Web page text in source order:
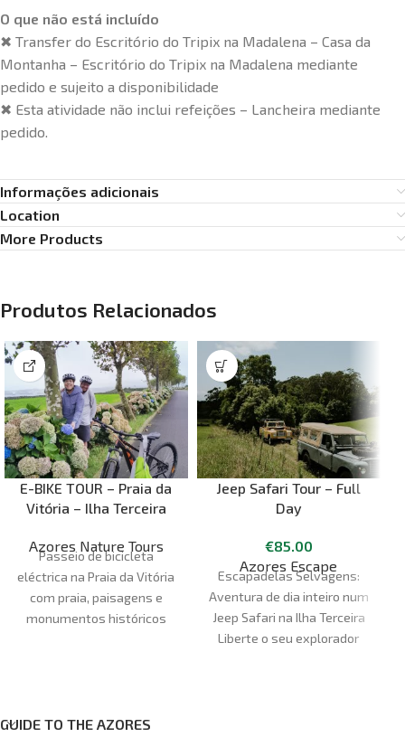
O que não está incluído
✖ Transfer do Escritório do Tripix na Madalena – Casa da
Montanha – Escritório do Tripix na Madalena mediante
pedido e sujeito a disponibilidade
✖ Esta atividade não inclui refeições – Lancheira mediante
pedido.
Informações adicionais
Location
More Products
Produtos Relacionados
E-BIKE TOUR – Praia da
Vitória – Ilha Terceira
Azores Nature Tours
Passeio de bicicleta
eléctrica na Praia da Vitória
com praia, paisagens e
monumentos históricos
Jeep Safari Tour – Full
Day
€85.00
Azores Escape
Escapadelas Selvagens:
Aventura de dia inteiro num
Jeep Safari na Ilha Terceira
Liberte o seu explorador
GUIDE TO THE AZORES